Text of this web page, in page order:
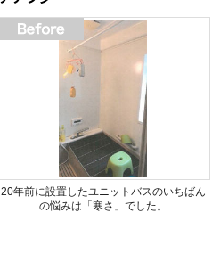
20年前に設置したユニットバスのいちばん
の悩みは「寒さ」でした。